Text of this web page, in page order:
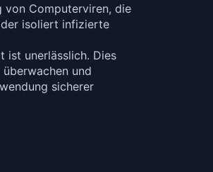
von Computerviren, die
isoliert infizierte
ist unerlässlich. Dies
und
sicherer